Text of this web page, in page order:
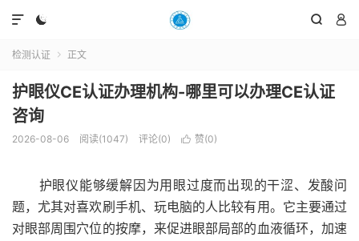
  

检测认证  正文
护眼仪CE认证办理机构-哪里可以办理CE认证
咨询
2026-08-06 阅读(1047) 评论(0)  赞(0)
护眼仪能够缓解因为用眼过度而出现的干涩、发酸问
题，尤其对喜欢刷手机、玩电脑的人比较有用。它主要通过
对眼部周围穴位的按摩，来促进眼部局部的血液循环，加速